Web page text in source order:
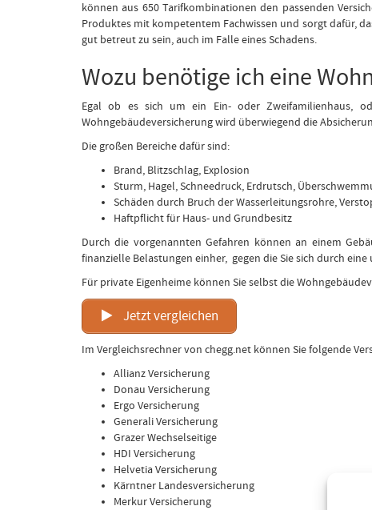
können aus 650 Tarifkombinationen den passenden
Produktes mit kompetentem Fachwissen und sorgt dafür,
gut betreut zu sein, auch im Falle eines Schadens.
Wozu benötige ich eine
Egal ob es sich um ein Ein- oder Zweifamilienhaus,
Wohngebäudeversicherung wird überwiegend die
Die großen Bereiche dafür sind:
Brand, Blitzschlag, Explosion
Sturm, Hagel, Schneedruck, Erdrutsch,
Schäden durch Bruch der Wasserleitungsrohre,
Haftpflicht für Haus- und Grundbesitz
Durch die vorgenannten Gefahren können an einem
finanzielle Belastungen einher, gegen die Sie sich durch
Für private Eigenheime können Sie selbst die
Jetzt vergleichen
Im Vergleichsrechner von chegg.net können Sie folgende
Allianz Versicherung
Donau Versicherung
Ergo Versicherung
Generali Versicherung
Grazer Wechselseitige
HDI Versicherung
Helvetia Versicherung
Kärntner Landesversicherung
Merkur Versicherung